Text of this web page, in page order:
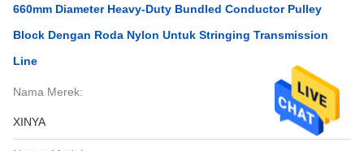
660mm Diameter Heavy-Duty Bundled Conductor Pulley
Block Dengan Roda Nylon Untuk Stringing Transmission
Line
Nama Merek:
XINYA